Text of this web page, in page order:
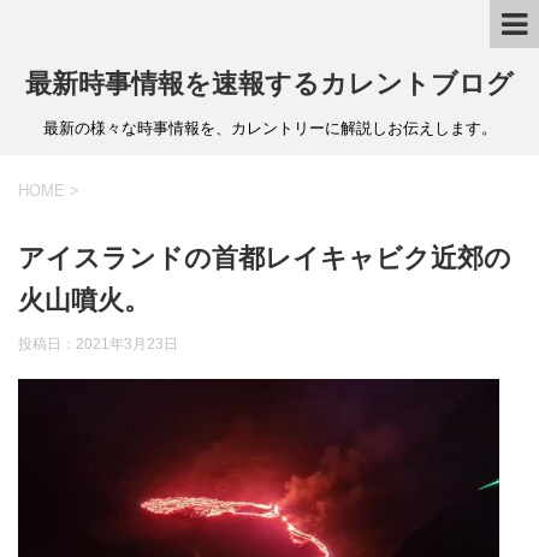
最新時事情報を速報するカレントブログ
最新の様々な時事情報を、カレントリーに解説しお伝えします。
HOME >
アイスランドの首都レイキャビク近郊の
火山噴火。
投稿日： 2021年3月23日